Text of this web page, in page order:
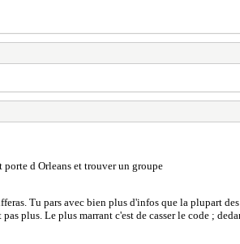
d Orleans et trouver un groupe
Tu pars avec bien plus d'infos que la plupart
plus. Le plus marrant c'est de casser le code ;